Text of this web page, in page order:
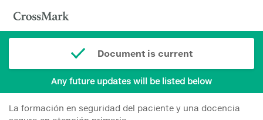
Document is current
Any future updates will be listed below
La formación en seguridad del paciente y una docencia